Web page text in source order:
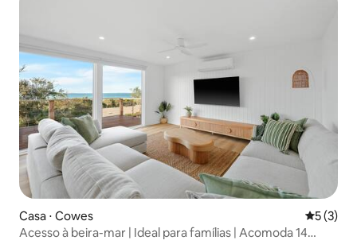
Casa ⋅ Cowes 5 de
5 (3)
Acesso à beira-mar | Ideal para famílias | Acomoda 14